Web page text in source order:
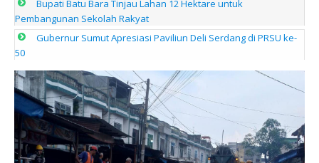
Bupati Batu Bara Tinjau Lahan 12 Hektare untuk
Pembangunan Sekolah Rakyat
Gubernur Sumut Apresiasi Paviliun Deli Serdang di PRSU ke-
50